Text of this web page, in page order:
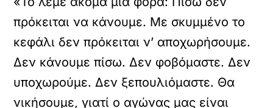
πρόκειται να κάνουμε. Με σκυμμένο το
κεφάλι δεν πρόκειται ν’ αποχωρήσουμε.
Δεν κάνουμε πίσω. Δεν φοβόμαστε. Δεν
υποχωρούμε. Δεν ξεπουλιόμαστε. Θα
νικήσουμε, γιατί ο αγώνας μας είναι